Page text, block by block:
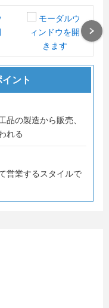
絶対に聞いてもらっ
ント
品の製造から販売、
れる
営業するスタイルで